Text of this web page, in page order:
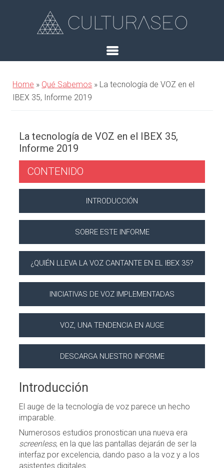
Home » Qué Sabemos » La tecnología de VOZ en el
IBEX 35, Informe 2019
La tecnología de VOZ en el IBEX 35,
Informe 2019
CONTENIDO
INTRODUCCIÓN
SOBRE ESTE INFORME
¿QUIÉN LLEVA LA VOZ CANTANTE EN EL IBEX 35?
INICIATIVAS DE VOZ IMPLEMENTADAS
VOZ, UNA TENDENCIA EN AUGE
DESCARGA NUESTRO INFORME
Introducción
El auge de la tecnología de voz parece un hecho
imparable.
Numerosos estudios pronostican una nueva era
screenless, en la que las pantallas dejarán de ser la
interfaz por excelencia, dando paso a la voz y a los
asistentes digitales.